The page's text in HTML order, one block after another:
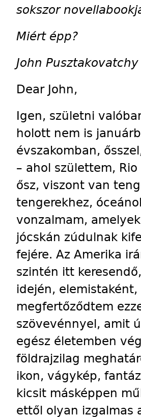
sokszor
Miért épp?
John Pusztakovatchy
Dear John,
Igen, születni
holott nem is
évszakomban,
– ahol születtem,
ősz, viszont van
tengerekhez,
vonzalmam,
jócskán zúdulnak
fejére. Az Amerika
szintén itt
idején,
meg­fertőződtem
szövevénnyel, amit
egész életemben
földrajzilag
ikon, vágykép,
kicsit másképpen
ettől olyan izgalmas